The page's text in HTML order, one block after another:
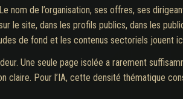
nom de l’organisation, ses offres, ses
le site, dans les profils publics, dans les
de fond et les contenus sectoriels jouent
Une seule page isolée a rarement
claire. Pour l’IA, cette densité thématique